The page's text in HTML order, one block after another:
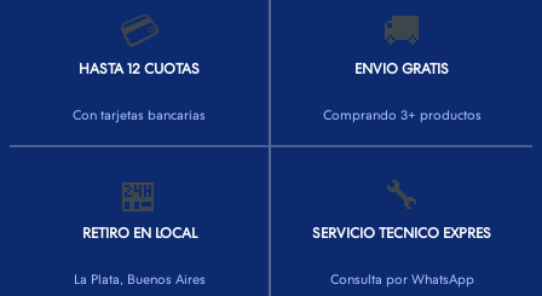
💳
HASTA 12 CUOTAS
Con tarjetas bancarias
🚚
ENVIO GRATIS
Comprando 3+ productos
🏪
RETIRO EN LOCAL
La Plata, Buenos Aires
🔧
SERVICIO TECNICO EXPRES
Consulta por WhatsApp